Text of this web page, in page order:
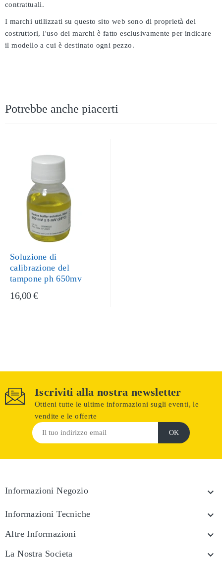
contrattuali.
I marchi utilizzati su questo sito web sono di proprietà dei
costruttori, l'uso dei marchi è fatto esclusivamente per indicare
il modello a cui è destinato ogni pezzo.
Potrebbe anche piacerti
Soluzione di
calibrazione del
tampone ph 650mv
16,00 €
Iscriviti alla nostra newsletter
Ottieni tutte le ultime informazioni sugli eventi, le
vendite e le offerte
Informazioni Negozio 
Informazioni Tecniche 
Altre Informazioni 
La Nostra Societa 